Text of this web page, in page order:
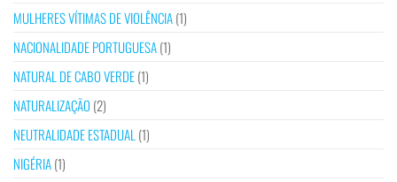
MULHERES VÍTIMAS DE VIOLÊNCIA(1)
NACIONALIDADE PORTUGUESA(1)
NATURAL DE CABO VERDE(1)
NATURALIZAÇÃO (2)
NEUTRALIDADE ESTADUAL (1)
NIGÉRIA(1)